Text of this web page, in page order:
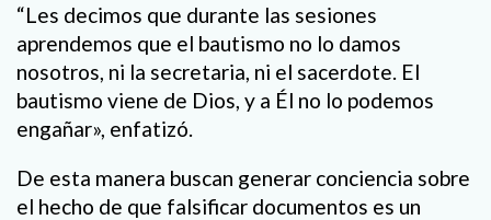
“Les decimos que durante las sesiones
aprendemos que el bautismo no lo damos
nosotros, ni la secretaria, ni el sacerdote. El
bautismo viene de Dios, y a Él no lo podemos
engañar», enfatizó.
De esta manera buscan generar conciencia sobre
el hecho de que falsificar documentos es un